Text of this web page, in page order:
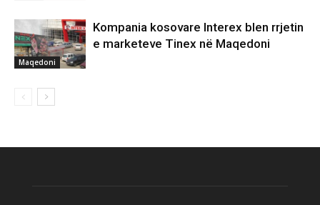
Maqedoni
Kompania kosovare Interex blen rrjetin
e marketeve Tinex në Maqedoni